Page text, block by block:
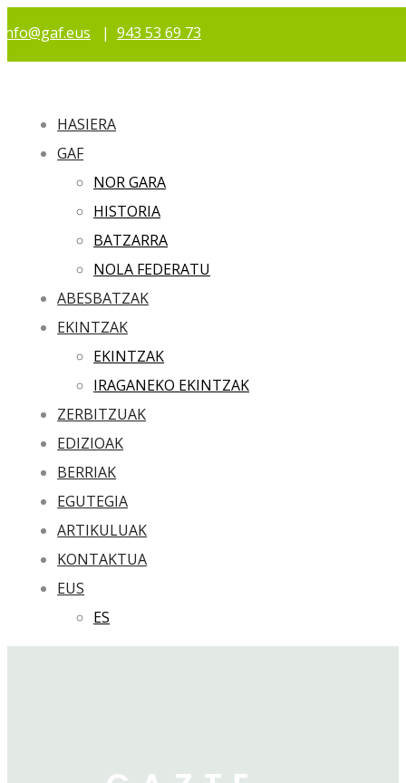
info@gaf.eus | 943 53 69 73
HASIERA
GAF
NOR GARA
HISTORIA
BATZARRA
NOLA FEDERATU
ABESBATZAK
EKINTZAK
EKINTZAK
IRAGANEKO EKINTZAK
ZERBITZUAK
EDIZIOAK
BERRIAK
EGUTEGIA
ARTIKULUAK
KONTAKTUA
EUS
ES